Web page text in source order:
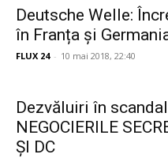
Deutsche Welle:
în Franța și
FLUX 24 - 10 mai 2018, 22:40
Dezvăluiri în
NEGOCIERILE
ȘI DC